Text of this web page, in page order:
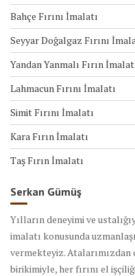
Bahçe Fırını İmalatı
Seyyar Doğalgaz Fırını
Yandan Yanmalı Fırın
Lahmacun Fırını İmalatı
Simit Fırını İmalatı
Kara Fırın İmalatı
Taş Fırın İmalatı
Serkan Gümüş
Yılların deneyimi ve
imalatı konusunda
vermekteyiz. Atalarımızdan
birikimiyle, her fırını el